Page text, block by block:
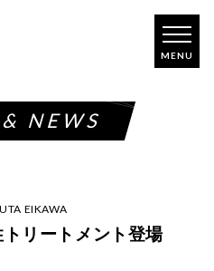
NEWS
EIKAWA
トリートメント登場